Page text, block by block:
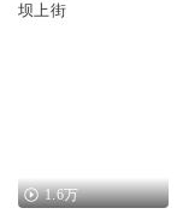
坝上街
1.6万